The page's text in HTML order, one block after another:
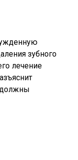
зубного
лечение